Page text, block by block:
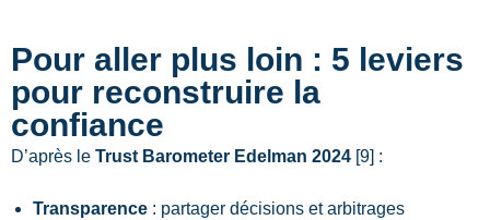
Pour aller plus loin : 5 leviers
pour reconstruire la
confiance
D’après le Trust Barometer Edelman 2024 [9] :
Transparence : partager décisions et arbitrages